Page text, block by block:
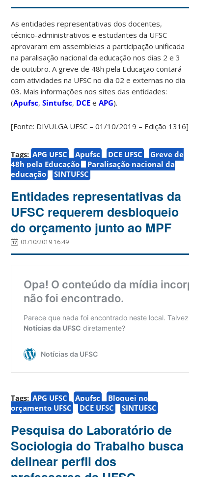
As entidades representativas dos docentes,
técnico-administrativos e estudantes da UFSC
aprovaram em assembleias a participação unificada
na paralisação nacional da educação nos dias 2 e 3
de outubro. A greve de 48h pela Educação contará
com atividades na UFSC no dia 02 e externas no dia
03. Mais informações nos sites das entidades:
(Apufsc, Sintufsc, DCE eAPG).
[Fonte: DIVULGA UFSC – 01/10/2019 – Edição 1316]
Tags: APG UFSC Apufsc DCE UFSC
Greve de
48h pela Educação
Paralisação nacional da
educação
SINTUFSC
Entidades representativas da
UFSC requerem desbloqueio
do orçamento junto ao MPF
01/10/2019 16:49
Tags: APG UFSC Apufsc
Bloquei no
orçamento UFSC
DCE UFSC SINTUFSC
Pesquisa do Laboratório de
Sociologia do Trabalho busca
delinear perfil dos